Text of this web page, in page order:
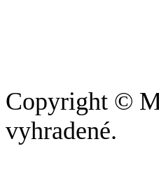
Copyright ©
vyhradené.